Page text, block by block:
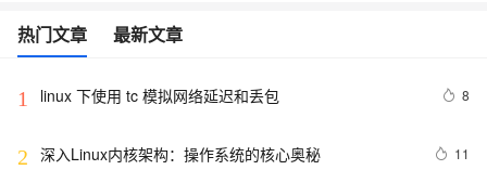
热门文章 最新文章
1 linux 下使用 tc 模拟网络延迟和丢包 8
2 深入Linux内核架构：操作系统的核心奥秘 11